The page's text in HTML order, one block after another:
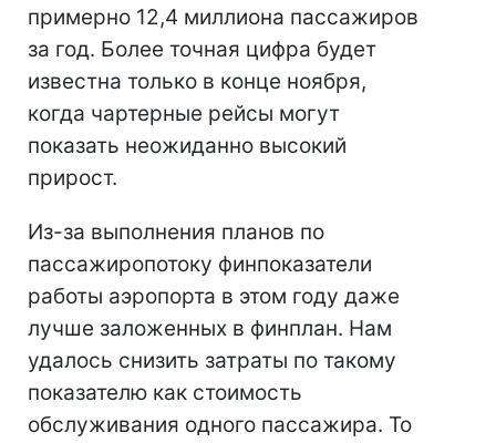
примерно 12,4 миллиона пассажиров
за год. Более точная цифра будет
известна только в конце ноября,
когда чартерные рейсы могут
показать неожиданно высокий
прирост.
Из-за выполнения планов по
пассажиропотоку финпоказатели
работы аэропорта в этом году даже
лучше заложенных в финплан. Нам
удалось снизить затраты по такому
показателю как стоимость
обслуживания одного пассажира. То